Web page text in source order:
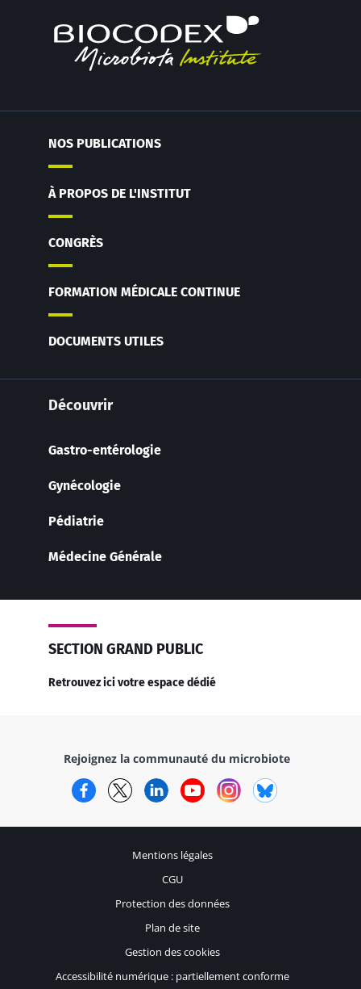
NOS PUBLICATIONS
À PROPOS DE L'INSTITUT
CONGRÈS
FORMATION MÉDICALE CONTINUE
DOCUMENTS UTILES
Découvrir
Gastro-entérologie
Gynécologie
Pédiatrie
Médecine Générale
SECTION GRAND PUBLIC
Retrouvez ici votre espace dédié
Rejoignez la communauté du microbiote
FacebookTwitterLinkedInYouTubeInstagram
Mentions légales
CGU
Protection des données
Plan de site
Gestion des cookies
Accessibilité numérique : partiellement conforme